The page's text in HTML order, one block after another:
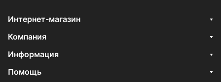
Интернет-магазин
Компания
Информация
Помощь